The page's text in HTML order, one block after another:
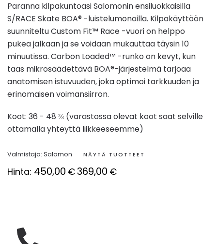
Paranna kilpakuntoasi Salomonin ensiluokkaisilla
S/RACE Skate BOA® -luistelumonoilla. Kilpakäyttöön
suunniteltu Custom Fit™ Race -vuori on helppo
pukea jalkaan ja se voidaan mukauttaa täysin 10
minuutissa. Carbon Loaded™ -runko on kevyt, kun
taas mikrosäädettävä BOA®-järjestelmä tarjoaa
anatomisen istuvuuden, joka optimoi tarkkuuden ja
erinomaisen voimansiirron.
Koot: 36 - 48 ⅔ (varastossa olevat koot saat selville
ottamalla yhteyttä liikkeeseemme)
Valmistaja: Salomon NÄYTÄ TUOTTEET
Hinta: 450,00 €369,00 €